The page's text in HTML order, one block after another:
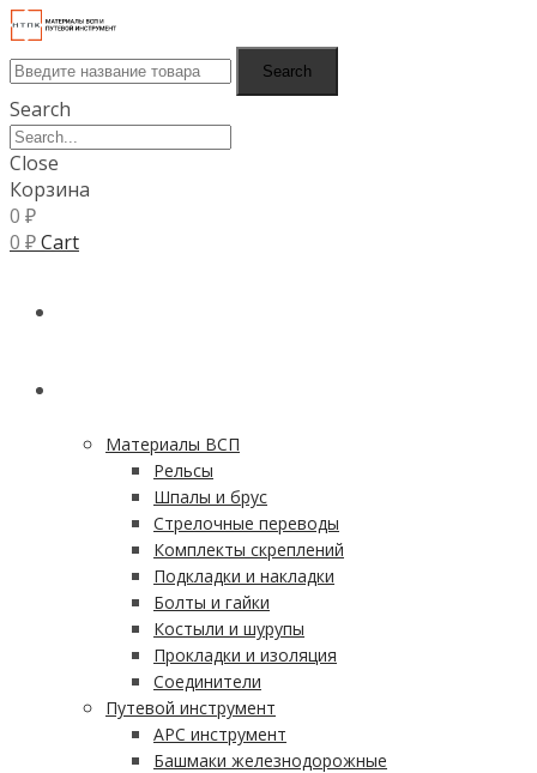
Search
Search
Close
Корзина
0 ₽
0 ₽Cart
Материалы ВСП
Рельсы
Шпалы и брус
Стрелочные переводы
Комплекты скреплений
Подкладки и накладки
Болты и гайки
Костыли и шурупы
Прокладки и изоляция
Соединители
Путевой инструмент
АРС инструмент
Башмаки железнодорожные